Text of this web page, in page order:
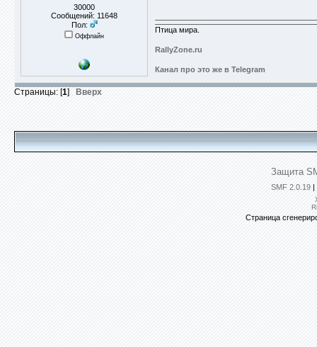
30000
Сообщений: 11648
Пол:
Оффлайн
Птица мира.
RallyZone.ru
Канал про это же в Telegram
Страницы: [1] Вверх
Защита
SMF 2.0.19 |
Страница